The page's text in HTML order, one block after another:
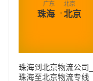
广东
珠海→
北京
北京
珠海到北京物流公司_
珠海至北京物流专线